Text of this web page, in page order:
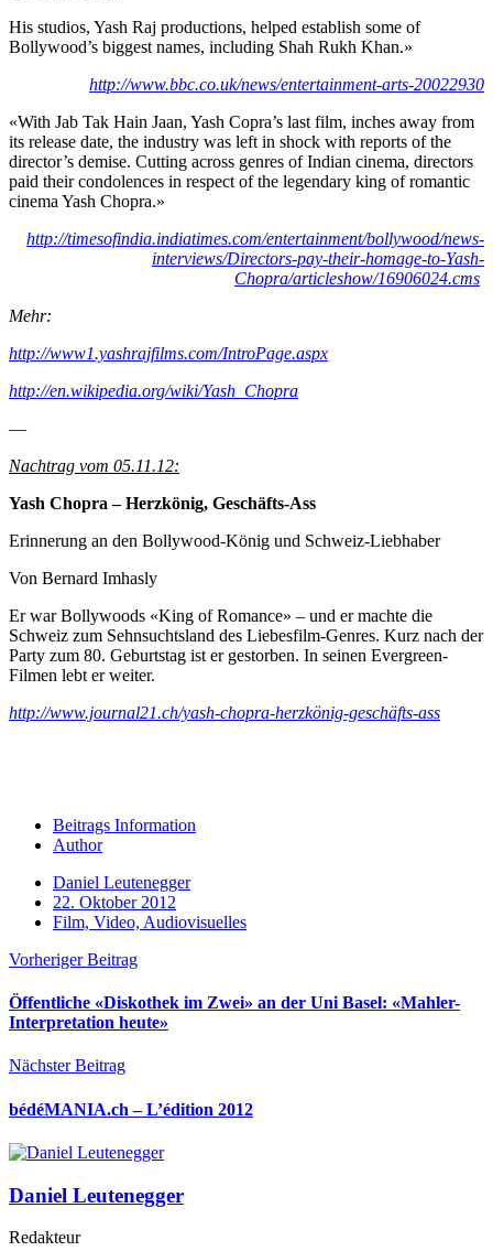
His studios, Yash Raj productions, helped establish some of
Bollywood’s biggest names, including Shah Rukh Khan.»
http://www.bbc.co.uk/news/entertainment-arts-20022930
«With Jab Tak Hain Jaan, Yash Copra’s last film, inches away from
its release date, the industry was left in shock with reports of the
director’s demise. Cutting across genres of Indian cinema, directors
paid their condolences in respect of the legendary king of romantic
cinema Yash Chopra.»
http://timesofindia.indiatimes.com/entertainment/bollywood/news-
interviews/Directors-pay-their-homage-to-Yash-
Chopra/articleshow/16906024.cms
Mehr:
http://www1.yashrajfilms.com/IntroPage.aspx
http://en.wikipedia.org/wiki/Yash_Chopra
—
Nachtrag vom 05.11.12:
Yash Chopra – Herzkönig, Geschäfts-Ass
Erinnerung an den Bollywood-König und Schweiz-Liebhaber
Von Bernard Imhasly
Er war Bollywoods «King of Romance» – und er machte die
Schweiz zum Sehnsuchtsland des Liebesfilm-Genres. Kurz nach der
Party zum 80. Geburtstag ist er gestorben. In seinen Evergreen-
Filmen lebt er weiter.
http://www.journal21.ch/yash-chopra-herzkönig-geschäfts-ass
Beitrags Information
Author
Daniel Leutenegger
22. Oktober 2012
Film, Video, Audiovisuelles
Vorheriger Beitrag
Öffentliche «Diskothek im Zwei» an der Uni Basel: «Mahler-
Interpretation heute»
Nächster Beitrag
bédéMANIA.ch – L’édition 2012
Daniel Leutenegger
Redakteur